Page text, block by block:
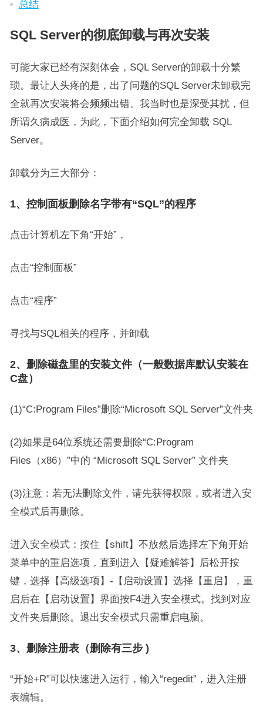
总结
SQL Server的彻底卸载与再次安装
可能大家已经有深刻体会，SQL Server的卸载十分繁
琐。最让人头疼的是，出了问题的SQL Server未卸载完
全就再次安装将会频频出错。我当时也是深受其扰，但
所谓久病成医，为此，下面介绍如何完全卸载 SQL
Server。
卸载分为三大部分：
1、控制面板删除名字带有“SQL”的程序
点击计算机左下角“开始”，
点击“控制面板”
点击“程序”
寻找与SQL相关的程序，并卸载
2、删除磁盘里的安装文件（一般数据库默认安装在
C盘）
(1)“C:Program Files”删除“Microsoft SQL Server”文件夹
(2)如果是64位系统还需要删除“C:Program
Files（x86）”中的 “Microsoft SQL Server” 文件夹
(3)注意：若无法删除文件，请先获得权限，或者进入安
全模式后再删除。
进入安全模式：按住【shift】不放然后选择左下角开始
菜单中的重启选项，直到进入【疑难解答】后松开按
键，选择【高级选项】-【启动设置】选择【重启】，重
启后在【启动设置】界面按F4进入安全模式。找到对应
文件夹后删除。退出安全模式只需重启电脑。
3、删除注册表（删除有三步 )
“开始+R”可以快速进入运行，输入“regedit”，进入注册
表编辑。